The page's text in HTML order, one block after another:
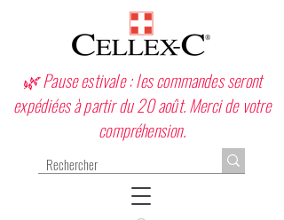
🌿 Pause estivale : les commandes seront
expédiées à partir du 20 août. Merci de votre
compréhension.